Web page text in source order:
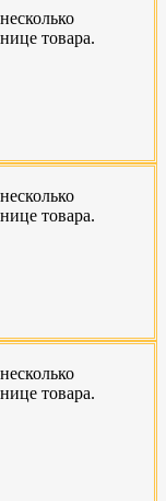
товара.
товара.
товара.